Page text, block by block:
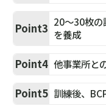
Point3 20～30枚の
を養成
Point4 他事業所と
Point5 訓練後、